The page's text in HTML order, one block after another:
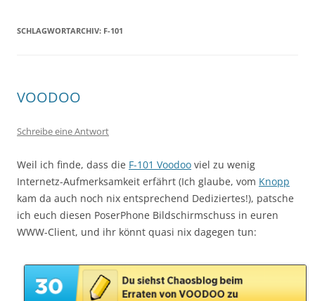
SCHLAGWORTARCHIV: F-101
VOODOO
Schreibe eine Antwort
Weil ich finde, dass die F-101 Voodoo viel zu wenig
Internetz-Aufmerksamkeit erfährt (Ich glaube, vom Knopp
kam da auch noch nix entsprechend Dediziertes!), patsche
ich euch diesen PoserPhone Bildschirmschuss in euren
WWW-Client, und ihr könnt quasi nix dagegen tun: